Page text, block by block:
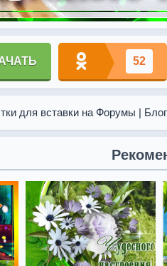
52
для вставки на Форумы |